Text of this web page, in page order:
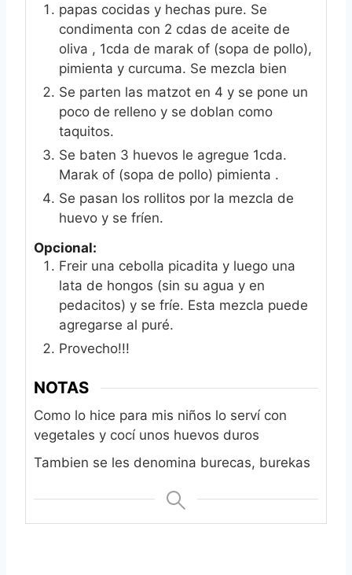
papas cocidas y hechas pure. Se
condimenta con 2 cdas de aceite de
oliva , 1cda de marak of (sopa de pollo),
pimienta y curcuma. Se mezcla bien
Se parten las matzot en 4 y se pone un
poco de relleno y se doblan como
taquitos.
Se baten 3 huevos le agregue 1cda.
Marak of (sopa de pollo) pimienta .
Se pasan los rollitos por la mezcla de
huevo y se fríen.
Opcional:
Freir una cebolla picadita y luego una
lata de hongos (sin su agua y en
pedacitos) y se fríe. Esta mezcla puede
agregarse al puré.
Provecho!!!
NOTAS
Como lo hice para mis niños lo serví con
vegetales y cocí unos huevos duros
Tambien se les denomina burecas, burekas